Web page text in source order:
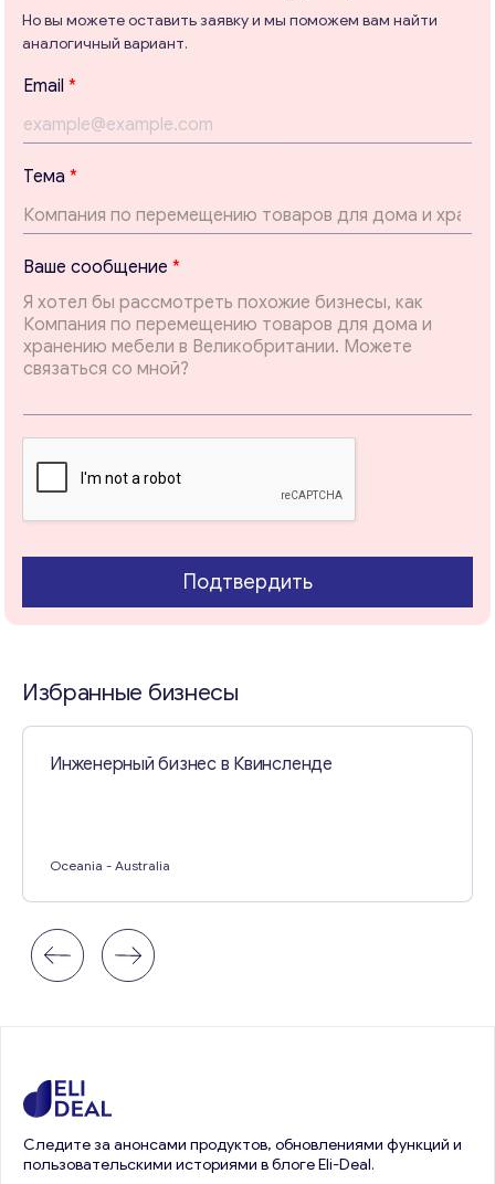
ближайшее время.
Email
Ваши комментарии
Свяжитесь со мной
Но вы можете оставить заявку и мы поможем вам найти
аналогичный вариант.
E
m
a
i
l
с
о
о
щ
е
н
и
е
Email *
Тема *
Ваше сообщение *
Подтвердить
Избранные бизнесы
Инженерный бизнес в Квинсленде
Oceania - Australia
Следите за анонсами продуктов, обновлениями функций и
пользовательскими историями в блоге Eli-Deal.